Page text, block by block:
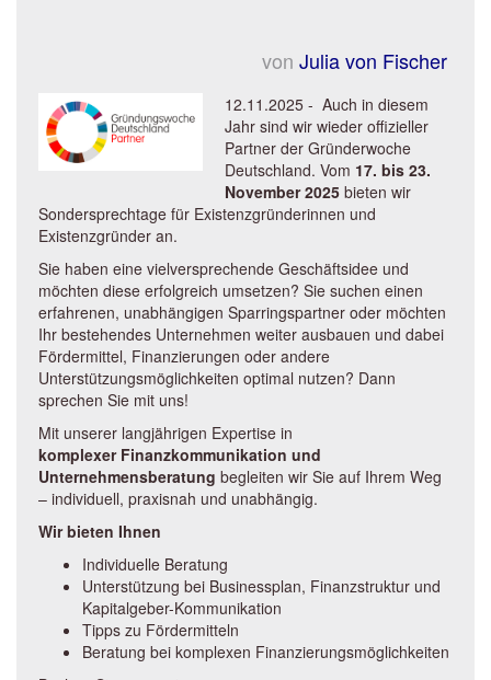
von Julia von Fischer
12.11.2025 - Auch in diesem
Jahr sind wir wieder offizieller
Partner der Gründerwoche
Deutschland. Vom 17. bis 23.
November 2025 bieten wir
Sondersprechtage für Existenzgründerinnen und
Existenzgründer an.
Sie haben eine vielversprechende Geschäftsidee und
möchten diese erfolgreich umsetzen? Sie suchen einen
erfahrenen, unabhängigen Sparringspartner oder möchten
Ihr bestehendes Unternehmen weiter ausbauen und dabei
Fördermittel, Finanzierungen oder andere
Unterstützungsmöglichkeiten optimal nutzen? Dann
sprechen Sie mit uns!
Mit unserer langjährigen Expertise in
komplexer Finanzkommunikation und
Unternehmensberatung begleiten wir Sie auf Ihrem Weg
– individuell, praxisnah und unabhängig.
Wir bieten Ihnen
Individuelle Beratung
Unterstützung bei Businessplan, Finanzstruktur und
Kapitalgeber-Kommunikation
Tipps zu Fördermitteln
Beratung bei komplexen Finanzierungsmöglichkeiten